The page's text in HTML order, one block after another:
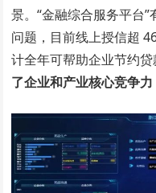
景。“金融综合服务平台
问题，目前线上授信超
计全年可帮助企业节约
了企业和产业核心竞争力